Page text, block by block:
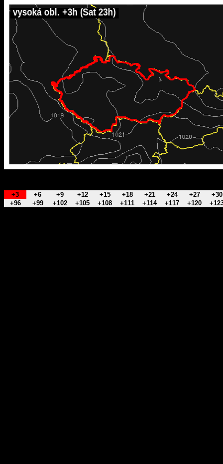
+3 +6 +9 +12 +15 +18 +21 +24 +27
+30
+96
+99 +102 +105 +108 +111 +114 +117 +120